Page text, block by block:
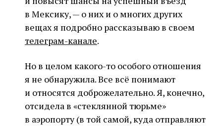
в Мексику, — о них и о многих других
вещах я подробно рассказываю в своем
телеграм-канале.
Но в целом какого-то особого отношения
я не обнаружила. Все всё понимают
и относятся доброжелательно. Я, конечно,
отсидела в «стеклянной тюрьме»
в аэропорту (в той самой, куда отправляют